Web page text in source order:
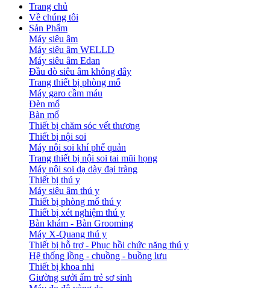
Trang chủ
Về chúng tôi
Sản Phẩm
Máy siêu âm
Máy siêu âm WELLD
Máy siêu âm Edan
Đầu dò siêu âm không dây
Trang thiết bị phòng mổ
Máy garo cầm máu
Đèn mổ
Bàn mổ
Thiết bị chăm sóc vết thương
Thiết bị nội soi
Máy nội soi khí phế quản
Trang thiết bị nội soi tai mũi họng
Máy nội soi dạ dày đại tràng
Thiết bị thú y
Máy siêu âm thú y
Thiết bị phòng mổ thú y
Thiết bị xét nghiệm thú y
Bàn khám - Bàn Grooming
Máy X-Quang thú y
Thiết bị hỗ trợ - Phục hồi chức năng thú y
Hệ thống lồng - chuồng - buồng lưu
Thiết bị khoa nhi
Giường sưởi ấm trẻ sơ sinh